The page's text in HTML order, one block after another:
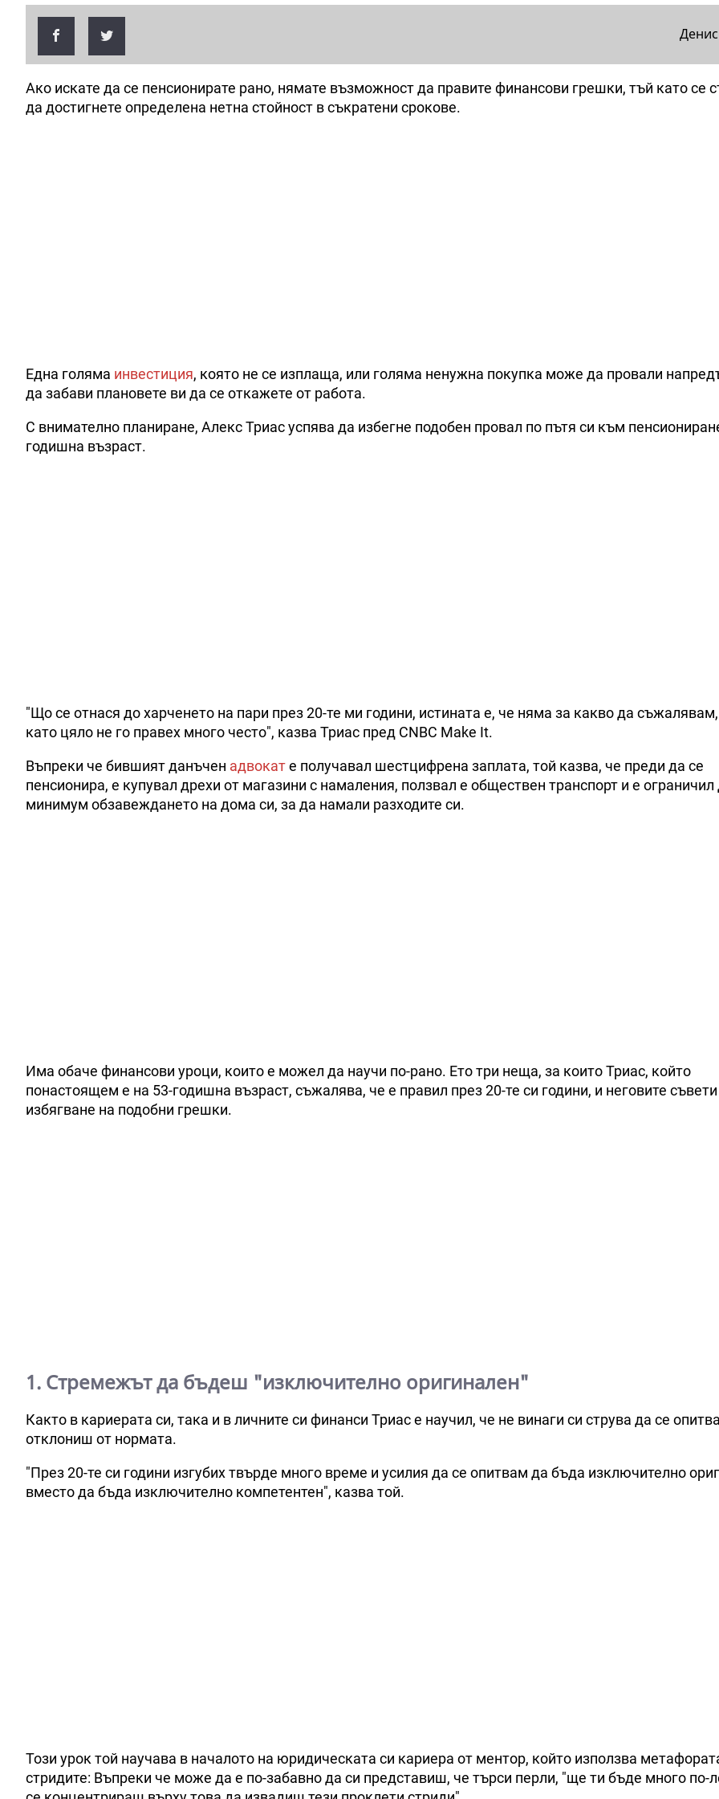
Ако искате да се пенсионирате рано, нямате възможност да правите финансови грешки, тъй като се
да достигнете определена нетна стойност в съкратени срокове.
Една голяма инвестиция, която не се изплаща, или голяма ненужна покупка може да провали
да забави плановете ви да се откажете от работа.
С внимателно планиране, Алекс Триас успява да избегне подобен провал по пътя си към
годишна възраст.
"Що се отнася до харченето на пари през 20-те ми години, истината е, че няма за какво да
като цяло не го правех много често", казва Триас пред CNBC Make It.
Въпреки че бившият данъчен адвокате получавал шестцифрена заплата, той казва, че преди да се
пенсионира, е купувал дрехи от магазини с намаления, ползвал е обществен транспорт и е ограничил
минимум обзавеждането на дома си, за да намали разходите си.
Има обаче финансови уроци, които е можел да научи по-рано. Ето три неща, за които Триас, който
понастоящем е на 53-годишна възраст, съжалява, че е правил през 20-те си години, и неговите
избягване на подобни грешки.
1. Стремежът да бъдеш "изключително оригинален"
Както в кариерата си, така и в личните си финанси Триас е научил, че не винаги си струва да се
отклониш от нормата.
"През 20-те си години изгубих твърде много време и усилия да се опитвам да бъда изключително
вместо да бъда изключително компетентен", казва той.
Този урок той научава в началото на юридическата си кариера от ментор, който използва
стридите: Въпреки че може да е по-забавно да си представиш, че търси перли, "ще ти бъде много по-